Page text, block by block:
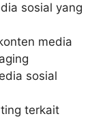
sosial yang
media
sosial
terkait